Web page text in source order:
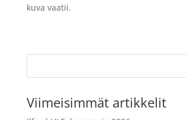
kuva vaatii.
Viimeisimmät artikkelit